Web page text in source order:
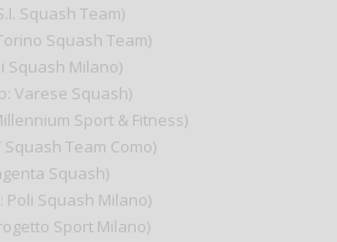
Squash Team)
Squash Team)
Squash Milano)
Varese Squash)
Sport & Fitness)
Squash Team Como)
Squash)
Poli Squash Milano)
Sport Milano)